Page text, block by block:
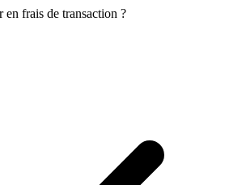
en frais de transaction ?